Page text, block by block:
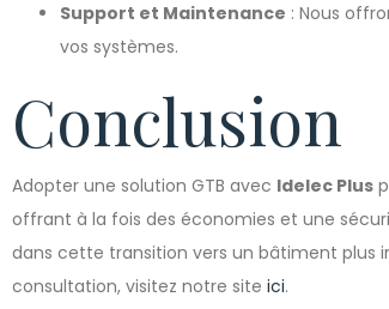
Support et Maintenance : Nous
vos systèmes.
Conclusion
Adopter une solution GTB avec Idelec Plus
offrant à la fois des économies et une
dans cette transition vers un bâtiment plus
consultation, visitez notre site ici.